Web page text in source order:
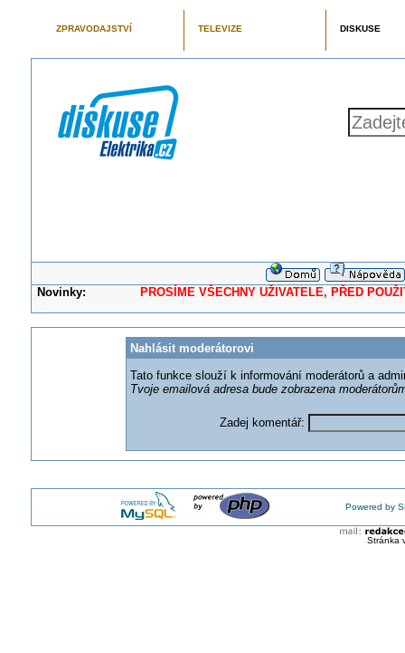
ZPRAVODAJSTVÍ TELEVIZE DISKUSE
Novinky: PROSÍME VŠECHNY UŽIVATELE, PŘED
Nahlásit moderátorovi
Tato funkce slouží k informování moderátorů a
Tvoje emailová adresa bude zobrazena
Zadej komentář:
Powered by
Stránka